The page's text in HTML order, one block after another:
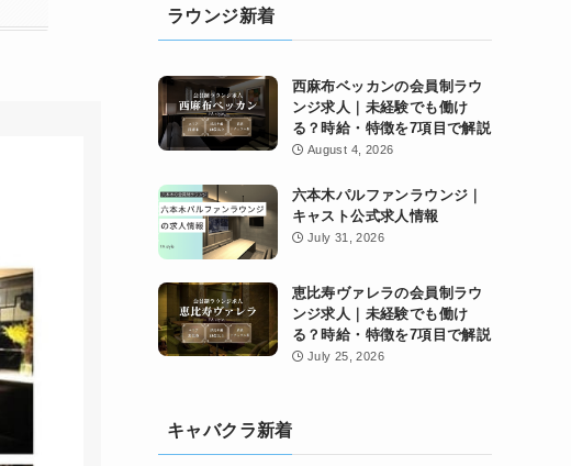
ラウンジ新着
西麻布ベッカンの会員制ラウ
ンジ求人｜未経験でも働け
る？時給・特徴を7項目で解説
August 4, 2026
六本木パルファンラウンジ｜
キャスト公式求人情報
July 31, 2026
恵比寿ヴァレラの会員制ラウ
ンジ求人｜未経験でも働け
る？時給・特徴を7項目で解説
July 25, 2026
キャバクラ新着